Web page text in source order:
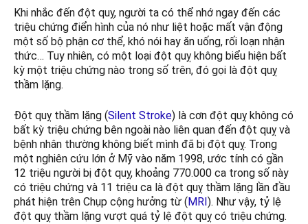
Khi nhắc đến đột quỵ, người ta có thể nhớ ngay đến các
triệu chứng điển hình của nó như liệt hoặc mất vận động
một số bộ phận cơ thể, khó nói hay ăn uống, rối loạn nhận
thức… Tuy nhiên, có một loại đột quỵ không biểu hiện bất
kỳ một triệu chứng nào trong số trên, đó gọi là đột quỵ
thầm lặng.
Đột quỵ thầm lặng (Silent Stroke) là cơn đột quỵ không có
bất kỳ triệu chứng bên ngoài nào liên quan đến đột quỵ và
bệnh nhân thường không biết mình đã bị đột quỵ. Trong
một nghiên cứu lớn ở Mỹ vào năm 1998, ước tính có gần
12 triệu người bị đột quỵ, khoảng 770.000 ca trong số này
có triệu chứng và 11 triệu ca là đột quỵ thầm lặng lần đầu
phát hiện trên Chụp cộng hưởng từ ( MRI ). Như vậy, tỷ lệ
đột quỵ thầm lặng vượt quá tỷ lệ đột quỵ có triệu chứng.